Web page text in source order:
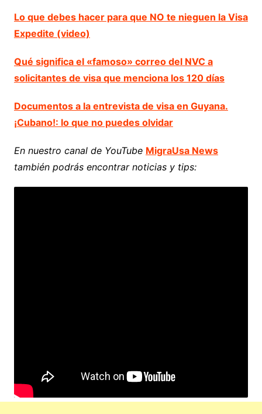
Lo que debes hacer para que NO te nieguen la Visa
Expedite (video)
Qué significa el «famoso» correo del NVC a
solicitantes de visa que menciona los 120 días
Documentos a la entrevista de visa en Guyana.
¡Cubano!: lo que no puedes olvidar
En nuestro canal de YouTube MigraUsa News
también podrás encontrar noticias y tips: